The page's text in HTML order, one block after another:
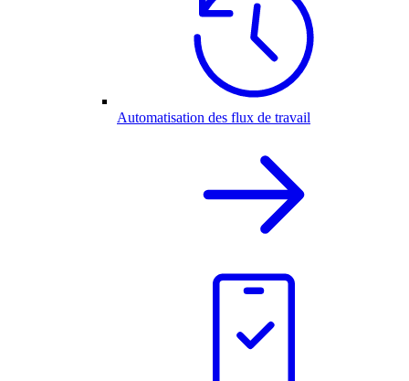
Automatisation des flux de travail